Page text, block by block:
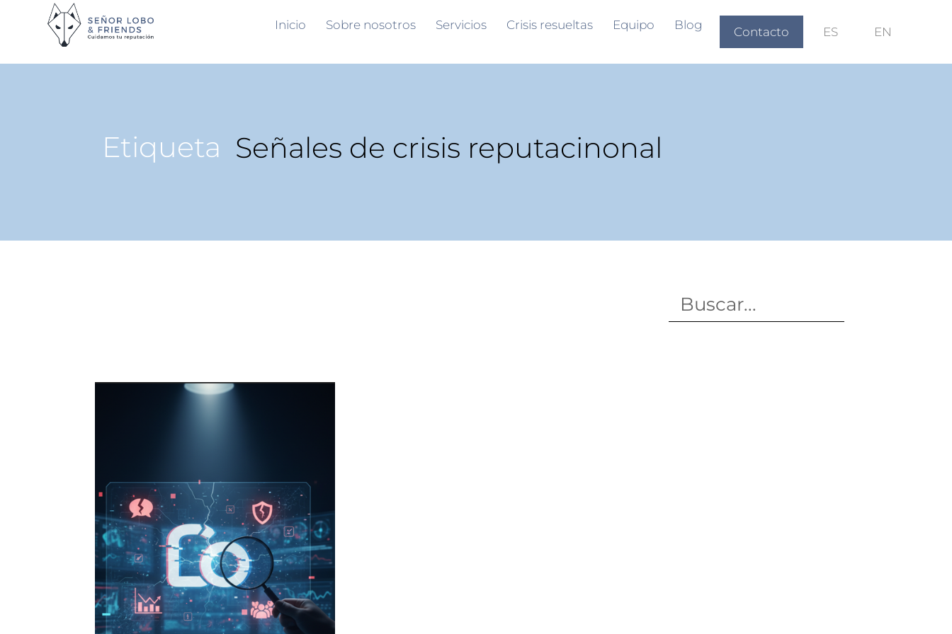
Inicio Sobre nosotros Servicios Crisis resueltas Equipo Blog Contacto ES EN
Etiqueta Señales de crisis reputacinonal